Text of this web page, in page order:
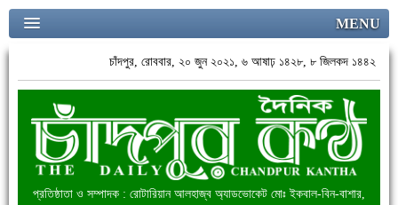
MENU
চাঁদপুর, রোববার, ২০ জুন ২০২১, ৬ আষাঢ় ১৪২৮, ৮ জিলকদ ১৪৪২
প্রতিষ্ঠাতা ও সম্পাদক : রোটারিয়ান আলহাজ্ব অ্যাডভোকেট মোঃ ইকবাল-বিন-বাশার,